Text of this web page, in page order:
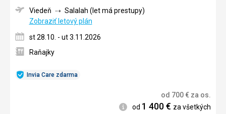
Invia Care zdarma
Viedeň
Salalah (let má prestupy)
Zobraziť letový plán
st 28.10. - ut 3.11.2026
Raňajky
od 700€ za os.
Informácie
od 1 400€ za všetkých